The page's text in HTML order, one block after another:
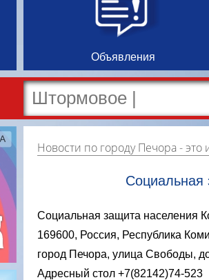
Объявления
Новости по городу Печора- это информация о событиях,
Социальная
Социальная защита населения
169600, Россия, Республика
город Печора, улица Свободы,
Адресный стол +7(82142)74-523